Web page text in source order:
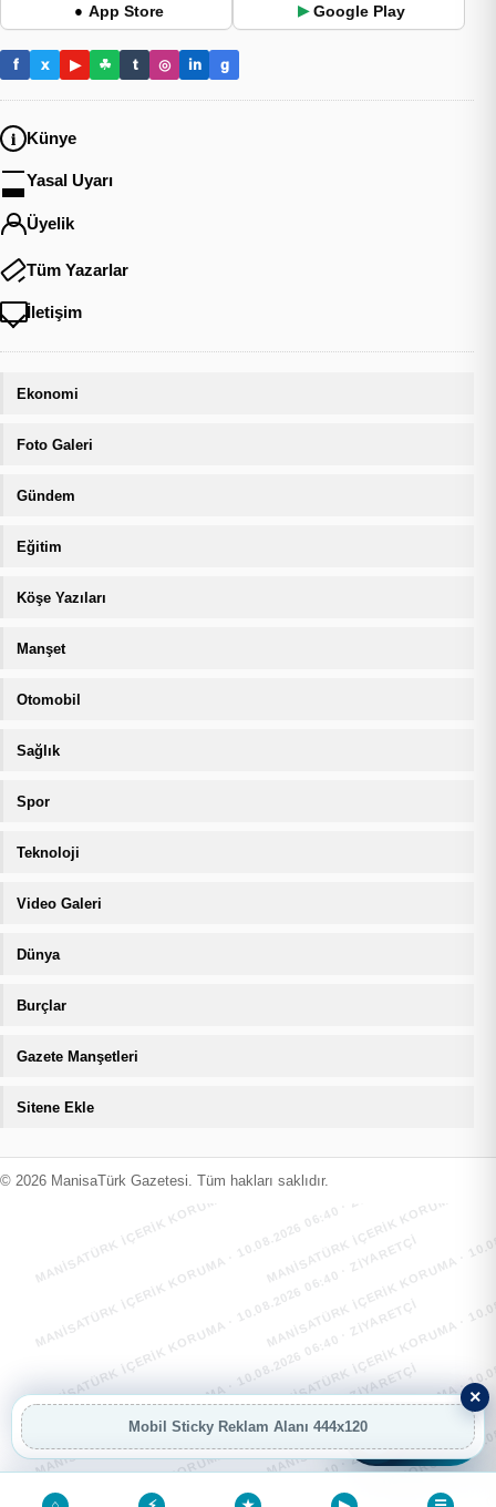
● App Store ▶ Google Play
f x ▶ ☘ t ◎ in g
Künye
Yasal Uyarı
Üyelik
Tüm Yazarlar
İletişim
Ekonomi
Foto Galeri
Gündem
Eğitim
Köşe Yazıları
Manşet
Otomobil
Sağlık
Spor
Teknoloji
Video Galeri
Dünya
Burçlar
Gazete Manşetleri
Sitene Ekle
© 2026 ManisaTürk Gazetesi. Tüm hakları saklıdır.
×
Mobil Sticky Reklam Alanı 444x120
MANİSATÜRK İÇERİK KORUMA · 10.08.2026 06:40 · ZIYARETÇI
MANİSATÜRK İÇERİK KORUMA
MANİSATÜRK İÇERİK KORUMA · 10.08.2026 06:40 · ZIYARETÇI
MANİSATÜRK İÇERİK KORUMA
MANİSATÜRK İÇERİK KORUMA · 10.08.2026 06:40 · ZIYARETÇI
MANİSATÜRK İÇERİK KORUMA
MANİSATÜRK İÇERİK KORUMA · 10.08.2026 06:40 · ZIYARETÇI
MANİSATÜRK İÇERİK KORUMA
MANİSATÜRK İÇERİK KORUMA · 10.08.2026 06:40 · ZIYARETÇI
MANİSATÜRK İÇERİK KORUMA